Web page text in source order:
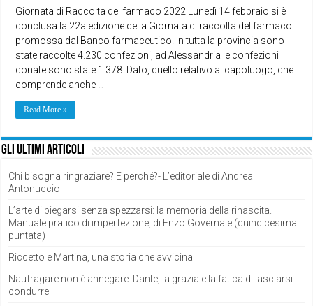
Giornata di Raccolta del farmaco 2022 Lunedì 14 febbraio si è
conclusa la 22a edizione della Giornata di raccolta del farmaco
promossa dal Banco farmaceutico. In tutta la provincia sono
state raccolte 4.230 confezioni, ad Alessandria le confezioni
donate sono state 1.378. Dato, quello relativo al capoluogo, che
comprende anche …
Read More »
Gli ultimi articoli
Chi bisogna ringraziare? E perché?- L’editoriale di Andrea
Antonuccio
L’arte di piegarsi senza spezzarsi: la memoria della rinascita.
Manuale pratico di imperfezione, di Enzo Governale (quindicesima
puntata)
Riccetto e Martina, una storia che avvicina
Naufragare non è annegare: Dante, la grazia e la fatica di lasciarsi
condurre